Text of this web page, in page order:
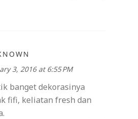
3, 2016 at 6:55 PM
banget dekorasinya
fifi, keliatan fresh dan